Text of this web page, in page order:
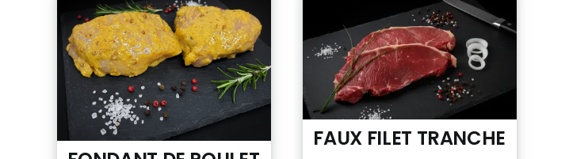
FAUX FILET TRANCHE